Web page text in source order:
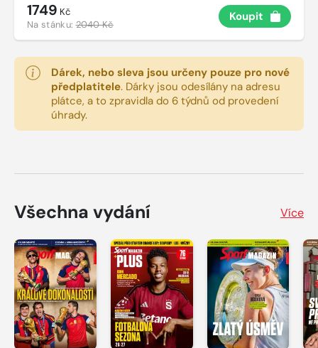
1749 Kč
Na stánku:2040 Kč
Koupit
Dárek, nebo sleva jsou určeny pouze pro nové
předplatitele. Dárky jsou odesílány na adresu
plátce, a to zpravidla do 6 týdnů od provedení
úhrady.
Všechna vydání Více